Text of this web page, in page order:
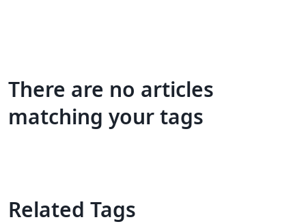
There are no articles
matching your tags
Related Tags